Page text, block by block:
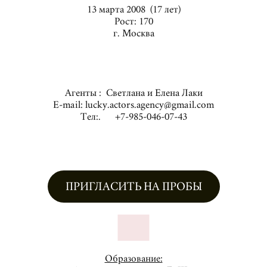
13 марта 2008 (17 лет)
Рост: 170
г. Москва
Агенты : Светлана и Елена Лаки
E-mail: lucky.actors.agency@gmail.com
Тел:. +7-985-046-07-43
ПРИГЛАСИТЬ НА ПРОБЫ
Образование: